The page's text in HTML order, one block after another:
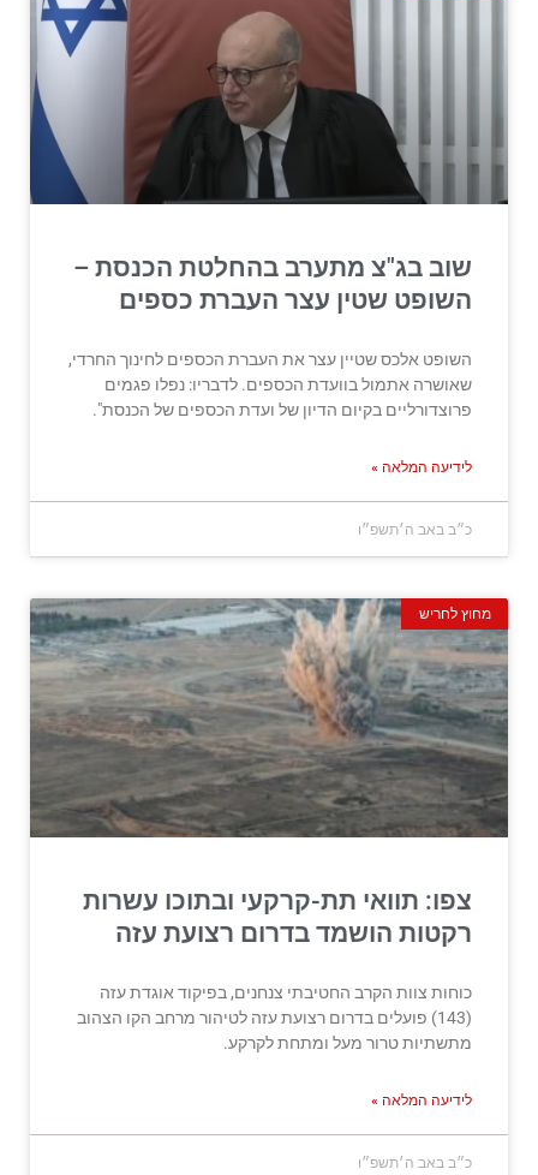
שוב בג"צ מתערב בהחלטת הכנסת –
השופט שטין עצר העברת כספים
השופט אלכס שטיין עצר את העברת הכספים לחינוך החרדי,
שאושרה אתמול בוועדת הכספים. לדבריו: נפלו פגמים
פרוצדורליים בקיום הדיון של ועדת הכספים של הכנסת".
לידיעה המלאה »
כ״ב באב ה׳תשפ״ו
מחוץ לחריש
צפו: תוואי תת-קרקעי ובתוכו עשרות
רקטות הושמד בדרום רצועת עזה
כוחות צוות הקרב החטיבתי צנחנים, בפיקוד אוגדת עזה
(143) פועלים בדרום רצועת עזה לטיהור מרחב הקו הצהוב
מתשתיות טרור מעל ומתחת לקרקע.
לידיעה המלאה »
כ״ב באב ה׳תשפ״ו